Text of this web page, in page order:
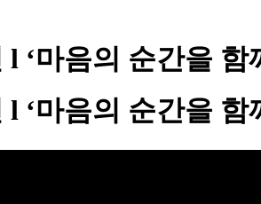
‘마음의 순간을 함
‘마음의 순간을 함